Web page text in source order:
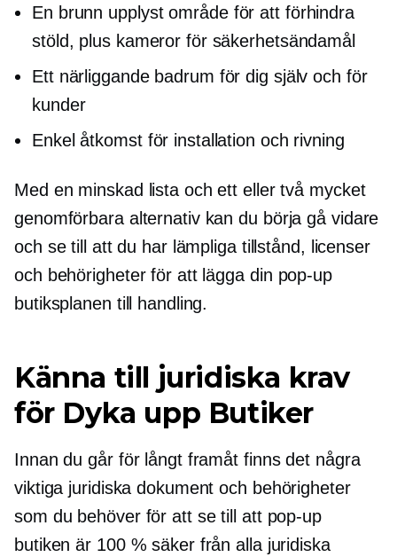
En brunn upplyst områdeför att förhindra
stöld, plus kameror för säkerhetsändamål
Ett närliggande badrum för dig själv och för
kunder
Enkel åtkomst för installation och rivning
Med en minskad lista och ett eller två mycket
genomförbara alternativ kan du börja gå vidare
och se till att du har lämpliga tillstånd, licenser
och behörigheter för att lägga din pop-up
butiksplanen till handling.
Känna till juridiska krav
för Dyka upp Butiker
Innan du går för långt framåt finns det några
viktiga juridiska dokument och behörigheter
som du behöver för att se till att pop-up
butiken är 100 % säker från alla juridiska